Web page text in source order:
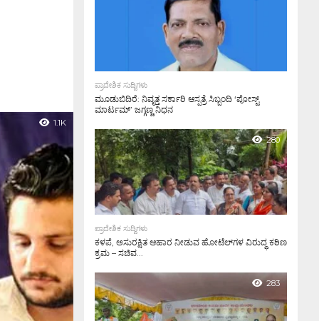
1.1K
ಪ್ರಾದೇಶಿಕ ಸುದ್ದಿಗಳು
ಮೂಡುಬಿದಿರೆ: ನಿವೃತ್ತ ಸರ್ಕಾರಿ ಆಸ್ಪತ್ರೆ ಸಿಬ್ಬಂದಿ ‘ಪೋಸ್ಟ್
ಮಾರ್ಟಮ್’ ಜಗ್ಗಣ್ಣ ನಿಧನ
280
ಪ್ರಾದೇಶಿಕ ಸುದ್ದಿಗಳು
ಕಳಪೆ, ಅಸುರಕ್ಷಿತ ಆಹಾರ ನೀಡುವ ಹೋಟೆಲ್‌ಗಳ ವಿರುದ್ಧ ಕಠಿಣ
ಕ್ರಮ – ಸಚಿವ...
283